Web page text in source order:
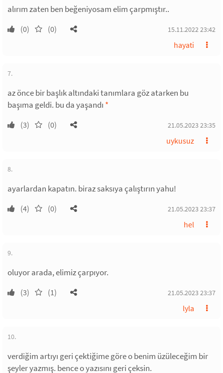
alırım zaten ben beğeniyosam elim çarpmıştır..
(0) (0) 15.11.2022 23:42
hayati
7.
az önce bir başlık altındaki tanımlara göz atarken bu
başıma geldi. bu da yaşandı *
(3) (0) 21.05.2023 23:35
uykusuz
8.
ayarlardan kapatın. biraz saksıya çalıştırın yahu!
(4) (0) 21.05.2023 23:37
hel
9.
oluyor arada, elimiz çarpıyor.
(3) (1) 21.05.2023 23:37
lyla
10.
verdiğim artıyı geri çektiğime göre o benim üzüleceğim bir
şeyler yazmış. bence o yazısını geri çeksin.